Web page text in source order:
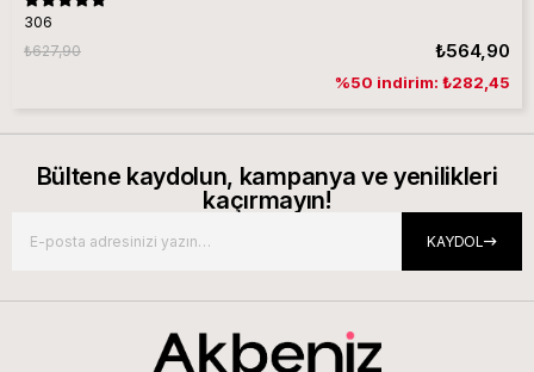
306
₺564,90
₺627,90
%50 indirim: ₺282,45
Bültene kaydolun, kampanya ve yenilikleri
kaçırmayın!
KAYDOL